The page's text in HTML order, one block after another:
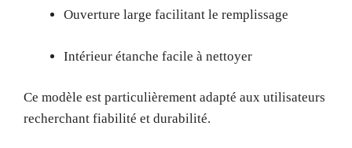
Ouverture large facilitant le remplissage
Intérieur étanche facile à nettoyer
Ce modèle est particulièrement adapté aux utilisateurs
recherchant fiabilité et durabilité.